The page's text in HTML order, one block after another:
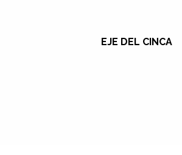
EJE DEL CINCA